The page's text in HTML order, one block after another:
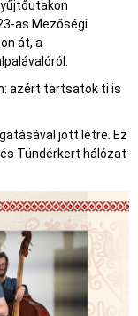
as Mezőségi
át, a
azért tartsatok ti is
jött létre. Ez
Tündérkert hálózat